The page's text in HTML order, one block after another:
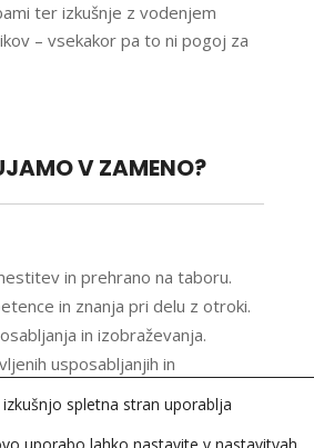
ter izkušnje z vodenjem
– vsekakor pa to ni pogoj za
V ZAMENO?
in prehrano na taboru.
in znanja pri delu z otroki.
in izobraževanja.
usposabljanjih in
reference.
spletna stran uporablja